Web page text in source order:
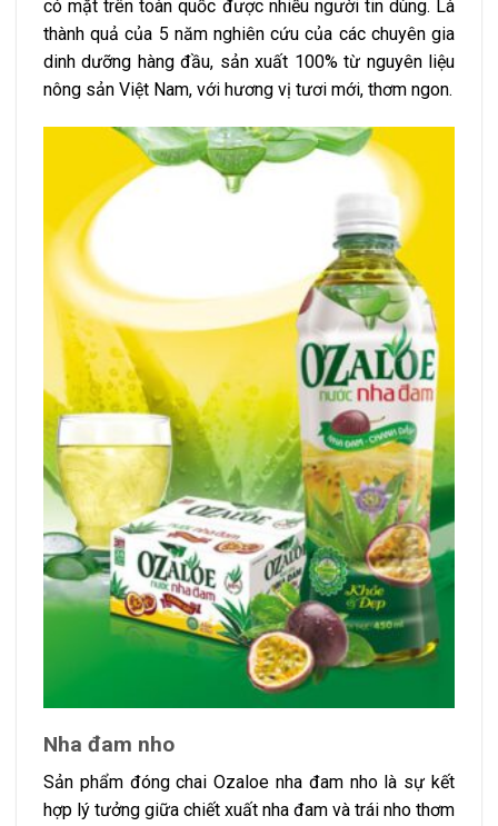
có mặt trên toàn quốc được nhiều người tin dùng. Là
thành quả của 5 năm nghiên cứu của các chuyên gia
dinh dưỡng hàng đầu, sản xuất 100% từ nguyên liệu
nông sản Việt Nam, với hương vị tươi mới, thơm ngon.
Nha đam nho
Sản phẩm đóng chai Ozaloe nha đam nho là sự kết
hợp lý tưởng giữa chiết xuất nha đam và trái nho thơm